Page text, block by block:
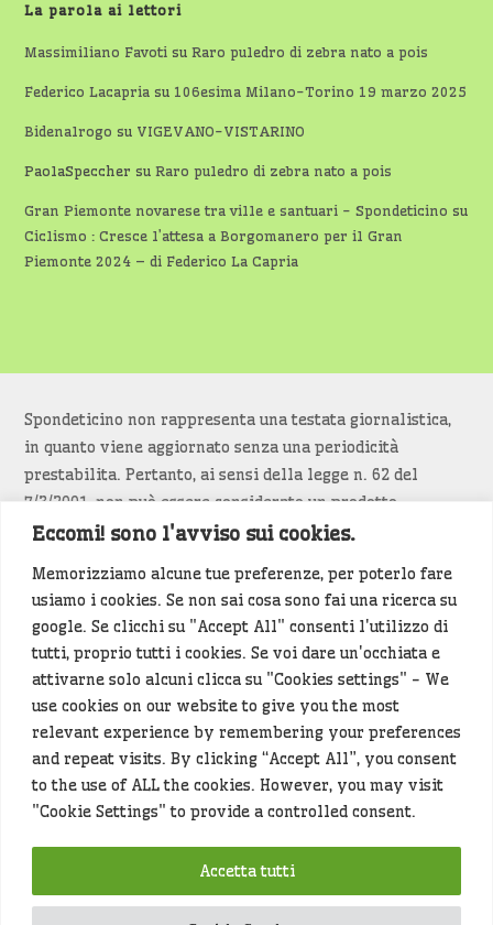
Eccomi! sono l'avviso sui cookies.
Memorizziamo alcune tue preferenze, per poterlo fare
usiamo i cookies. Se non sai cosa sono fai una ricerca su
google. Se clicchi su "Accept All" consenti l'utilizzo di
tutti, proprio tutti i cookies. Se voi dare un'occhiata e
attivarne solo alcuni clicca su "Cookies settings" - We
use cookies on our website to give you the most
relevant experience by remembering your preferences
and repeat visits. By clicking “Accept All”, you consent
to the use of ALL the cookies. However, you may visit
"Cookie Settings" to provide a controlled consent.
Accetta tutti
La parola ai lettori
Massimiliano Favoti suRaro puledro di zebra nato a pois
Federico Lacapria su 106esima Milano-Torino 19 marzo 2025
Bidenalrogo su VIGEVANO-VISTARINO
PaolaSpeccher suRaro puledro di zebra nato a pois
Gran Piemonte novarese tra ville e santuari - Spondeticino su
Ciclismo : Cresce l’attesa a Borgomanero per il Gran
Piemonte 2024 – di Federico La Capria
Spondeticino non rappresenta una testata giornalistica,
in quanto viene aggiornato senza una periodicità
prestabilita. Pertanto, ai sensi della legge n. 62 del
7/3/2001, non può essere considerato un prodotto
editoriale.
Siamo attenti a non violare copyright e diritti
d’immagine. Se un contenuto è di tua proprietà e vuoi
richiederne la rimozionediccelo(<- clicca per inviarci un
messaggio).
Alcuni articoli sono generati in bozza rielaborando, con
l'intelligenza artificiale generativa, contenuti
provenienti da fonti istituzionali e altri siti di interesse
locale. Prima della pubblicazioni l'articolo viene
controllato dalla redazione.
Hey che fine fanno i miei dati (privacy policy)